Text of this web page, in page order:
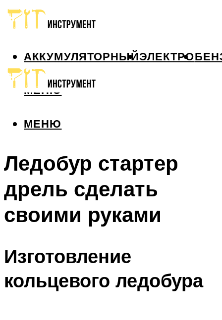
АККУМУЛЯТОРНЫЙЭЛЕКТРО
МЕНЮ
МЕНЮ
Ледобур стартер
дрель сделать
своими руками
Изготовление
кольцевого ледобура